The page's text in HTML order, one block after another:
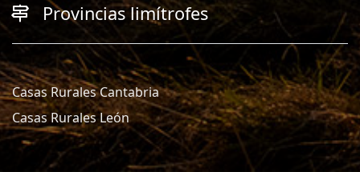
Provincias limítrofes
Casas Rurales Cantabria
Casas Rurales León